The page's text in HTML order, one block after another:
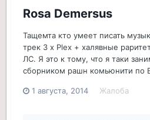
Rosa Demersus
Тащемта кто умеет писать
трек 3 x Plex + халявные
ЛС. Я это к тому, что я таки
сборником рашн комьюнити по
1 августа, 2014 Жалоба